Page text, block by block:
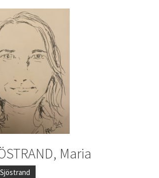
Maria